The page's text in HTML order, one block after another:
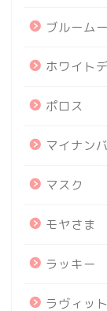
ブルーム
ホワイト
ポロス
マイナン
マスク
モヤさま
ラッキー
ラヴィット